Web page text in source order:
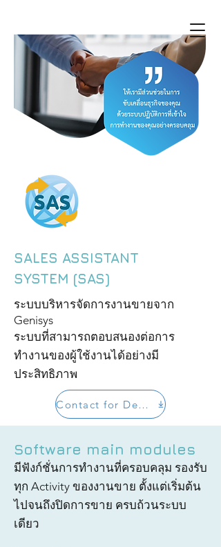
SALES ASSISTANT
SYSTEM (SAS)
ระบบบริหารจัดการงานขายจาก
Genisys
ระบบที่สามารถตอบสนองต่อการ
ทำงานของผู้ใช้งานได้อย่างมี
ประสิทธิภาพ
Contact for Demo
Software main modules
มีฟังก์ชั่นการทำงานที่ครอบคลุม รองรับ
ทุก Activity ของงานขาย ตั้งแต่เริ่มต้น
ไปจนถึงปิดการขาย ครบถ้วนระบบ
เดียว